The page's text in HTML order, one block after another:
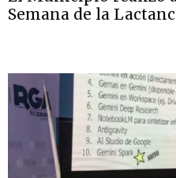
Semana de la